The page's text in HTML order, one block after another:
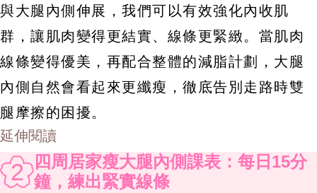
與大腿內側伸展，我們可以有效強化內收肌
群，讓肌肉變得更結實、線條更緊緻。當肌肉
線條變得優美，再配合整體的減脂計劃，大腿
內側自然會看起來更纖瘦，徹底告別走路時雙
腿摩擦的困擾。
延伸閱讀
2
四周居家瘦大腿內側課表：每日15分
鐘，練出緊實線條